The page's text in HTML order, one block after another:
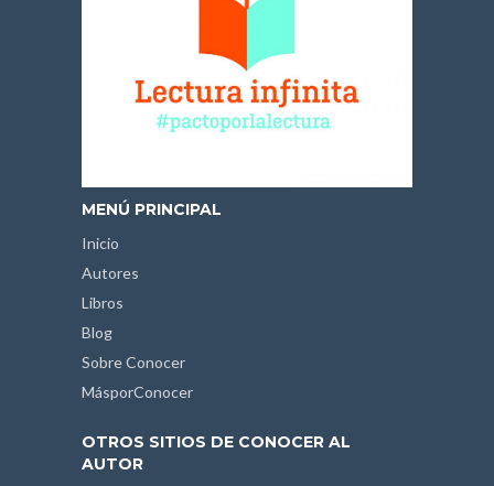
MENÚ PRINCIPAL
Inicio
Autores
Libros
Blog
Sobre Conocer
MásporConocer
OTROS SITIOS DE CONOCER AL
AUTOR